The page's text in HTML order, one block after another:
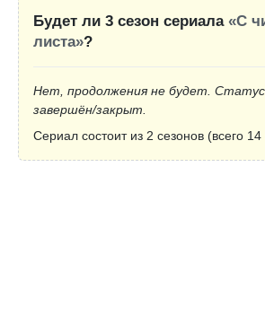
Будет ли 3 сезон сериала «С
листа»?
Нет, продолжения не будет.
завершён/закрыт.
Сериал состоит из 2 сезонов (всего